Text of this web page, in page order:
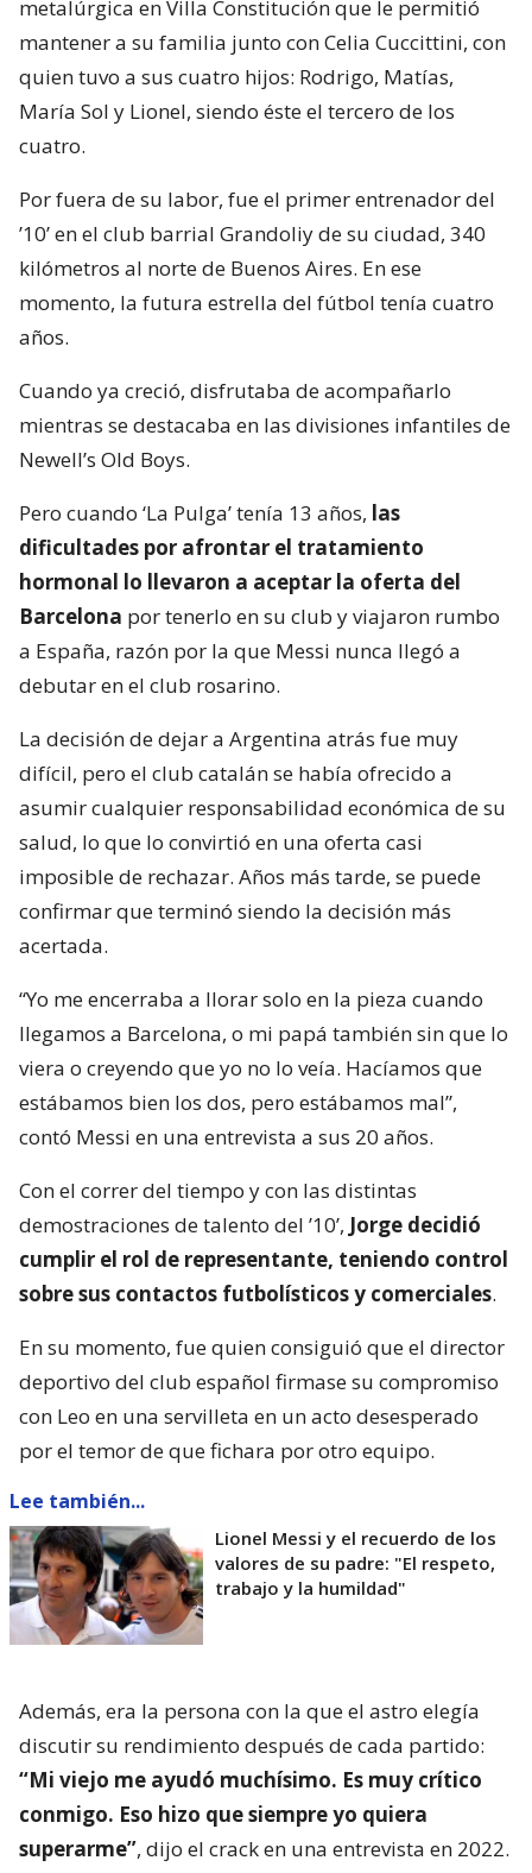
metalúrgica en Villa Constitución que le permitió
mantener a su familia junto con Celia Cuccittini, con
quien tuvo a sus cuatro hijos: Rodrigo, Matías,
María Sol y Lionel, siendo éste el tercero de los
cuatro.
Por fuera de su labor, fue el primer entrenador del
’10’ en el club barrial Grandoliy de su ciudad, 340
kilómetros al norte de Buenos Aires. En ese
momento, la futura estrella del fútbol tenía cuatro
años.
Cuando ya creció, disfrutaba de acompañarlo
mientras se destacaba en las divisiones infantiles de
Newell’s Old Boys.
Pero cuando ‘La Pulga’ tenía 13 años, las
dificultades por afrontar el tratamiento
hormonal lo llevaron a aceptar la oferta del
Barcelona por tenerlo en su club y viajaron rumbo
a España, razón por la que Messi nunca llegó a
debutar en el club rosarino.
La decisión de dejar a Argentina atrás fue muy
difícil, pero el club catalán se había ofrecido a
asumir cualquier responsabilidad económica de su
salud, lo que lo convirtió en una oferta casi
imposible de rechazar. Años más tarde, se puede
confirmar que terminó siendo la decisión más
acertada.
“Yo me encerraba a llorar solo en la pieza cuando
llegamos a Barcelona, o mi papá también sin que lo
viera o creyendo que yo no lo veía. Hacíamos que
estábamos bien los dos, pero estábamos mal”,
contó Messi en una entrevista a sus 20 años.
Con el correr del tiempo y con las distintas
demostraciones de talento del ’10’, Jorge decidió
cumplir el rol de representante, teniendo control
sobre sus contactos futbolísticos y comerciales.
En su momento, fue quien consiguió que el director
deportivo del club español firmase su compromiso
con Leo en una servilleta en un acto desesperado
por el temor de que fichara por otro equipo.
Lee también...
Lionel Messi y el recuerdo de los
valores de su padre: "El respeto,
trabajo y la humildad"
Además, era la persona con la que el astro elegía
discutir su rendimiento después de cada partido:
“Mi viejo me ayudó muchísimo. Es muy crítico
conmigo. Eso hizo que siempre yo quiera
superarme”, dijo el crack en una entrevista en 2022.